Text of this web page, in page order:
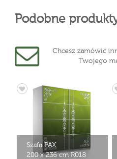
Podobne
Chcesz zamówić
Twojego
Szafa PAX
200 x 236 cm R018